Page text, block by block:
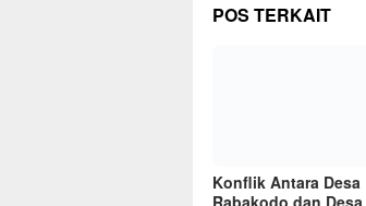
POS TERKAIT
Konflik Antara Desa
Rabakodo dan